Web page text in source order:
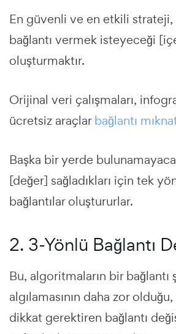
En güvenli ve en etkili strateji,
bağlantı vermek isteyeceği
oluşturmaktır.
Orijinal veri çalışmaları,
ücretsiz araçlarbağlantı
Başka bir yerde
[değer] sağladıkları için tek
bağlantılar oluştururlar.
2. 3-Yönlü Bağlantı
Bu, algoritmaların bir bağlantı
algılamasının daha zor
dikkat gerektiren bağlantı